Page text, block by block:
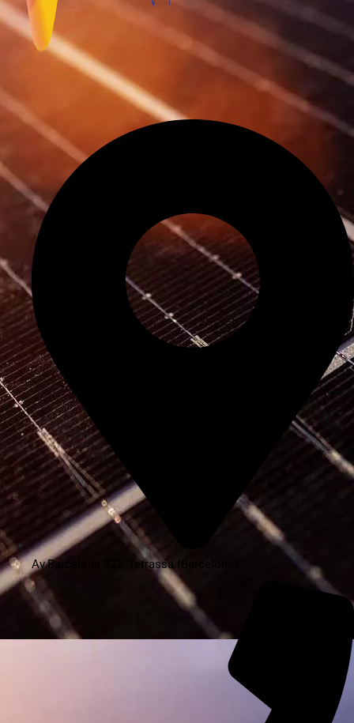
Av.Barcelona 221, Terrassa (Barcelona)